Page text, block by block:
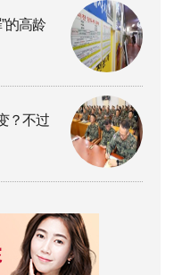
的高龄
？不过